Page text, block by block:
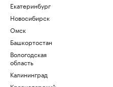
Екатеринбург
Новосибирск
Омск
Башкортостан
Вологодская
область
Калининград